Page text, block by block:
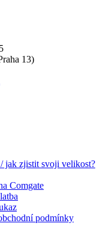
13)
jak zjistit svoji velikost?
Comgate
podmínky